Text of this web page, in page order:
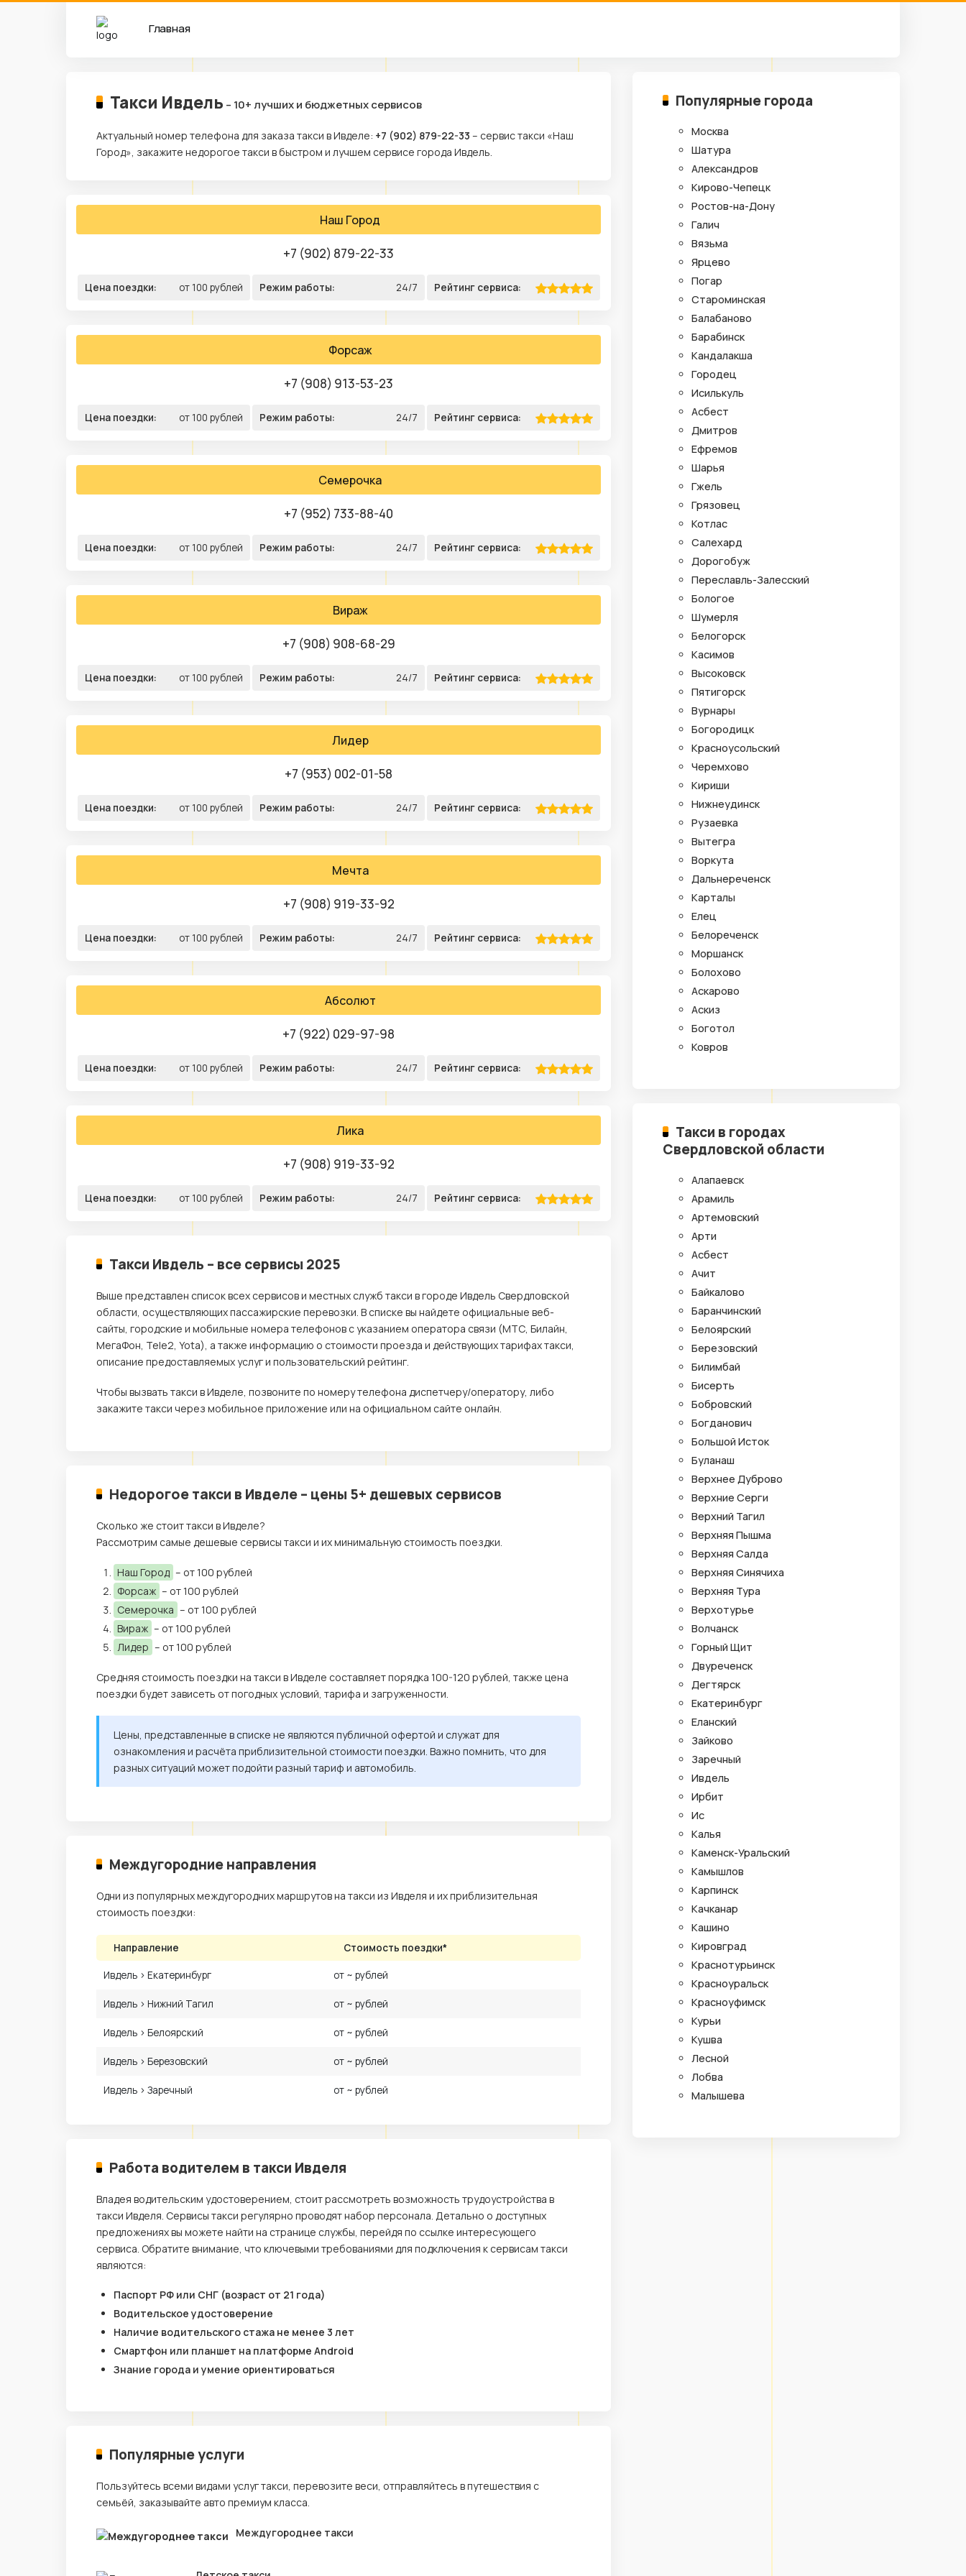
Главная
Такси Ивдель – 10+ лучших и бюджетных сервисов
Актуальный номер телефона для заказа такси в Ивделе: +7 (902) 879-22-33 – сервис такси «Наш
Город», закажите недорогое такси в быстром и лучшем сервисе города Ивдель.
Наш Город
+7 (902) 879-22-33
Цена поездки: от 100 рублей Режим работы: 24/7 Рейтинг сервиса:
Форсаж
+7 (908) 913-53-23
Цена поездки: от 100 рублей Режим работы: 24/7 Рейтинг сервиса:
Семерочка
+7 (952) 733-88-40
Цена поездки: от 100 рублей Режим работы: 24/7 Рейтинг сервиса:
Вираж
+7 (908) 908-68-29
Цена поездки: от 100 рублей Режим работы: 24/7 Рейтинг сервиса:
Лидер
+7 (953) 002-01-58
Цена поездки: от 100 рублей Режим работы: 24/7 Рейтинг сервиса:
Мечта
+7 (908) 919-33-92
Цена поездки: от 100 рублей Режим работы: 24/7 Рейтинг сервиса:
Абсолют
+7 (922) 029-97-98
Цена поездки: от 100 рублей Режим работы: 24/7 Рейтинг сервиса:
Лика
+7 (908) 919-33-92
Цена поездки: от 100 рублей Режим работы: 24/7 Рейтинг сервиса:
Такси Ивдель – все сервисы 2025
Выше представлен список всех сервисов и местных служб такси в городе Ивдель Свердловской
области, осуществляющих пассажирские перевозки. В списке вы найдете официальные веб-
сайты, городские и мобильные номера телефонов с указанием оператора связи (МТС, Билайн,
МегаФон, Tele2, Yota), а также информацию о стоимости проезда и действующих тарифах такси,
описание предоставляемых услуг и пользовательский рейтинг.
Чтобы вызвать такси в Ивделе, позвоните по номеру телефона диспетчеру/оператору, либо
закажите такси через мобильное приложение или на официальном сайте онлайн.
Недорогое такси в Ивделе – цены 5+ дешевых сервисов
Сколько же стоит такси в Ивделе?
Рассмотрим самые дешевые сервисы такси и их минимальную стоимость поездки.
Наш Город – от 100 рублей
Форсаж – от 100 рублей
Семерочка – от 100 рублей
Вираж – от 100 рублей
Лидер – от 100 рублей
Средняя стоимость поездки на такси в Ивделе составляет порядка 100-120 рублей, также цена
поездки будет зависеть от погодных условий, тарифа и загруженности.
Цены, представленные в списке не являются публичной офертой и служат для
ознакомления и расчёта приблизительной стоимости поездки. Важно помнить, что для
разных ситуаций может подойти разный тариф и автомобиль.
Междугородние направления
Одни из популярных междугородних маршрутов на такси из Ивделя и их приблизительная
стоимость поездки:
Направление Стоимость поездки*
Ивдель › Екатеринбург от ~ рублей
Ивдель › Нижний Тагил от ~ рублей
Ивдель › Белоярский от ~ рублей
Ивдель › Березовский от ~ рублей
Ивдель › Заречный от ~ рублей
Работа водителем в такси Ивделя
Владея водительским удостоверением, стоит рассмотреть возможность трудоустройства в
такси Ивделя. Сервисы такси регулярно проводят набор персонала. Детально о доступных
предложениях вы можете найти на странице службы, перейдя по ссылке интересующего
сервиса. Обратите внимание, что ключевыми требованиями для подключения к сервисам такси
являются:
Паспорт РФ или СНГ (возраст от 21 года)
Водительское удостоверение
Наличие водительского стажа не менее 3 лет
Смартфон или планшет на платформе Android
Знание города и умение ориентироваться
Популярные услуги
Пользуйтесь всеми видами услуг такси, перевозите веси, отправляйтесь в путешествия с
семьёй, заказывайте авто премиум класса.
Междугороднее такси
Популярные города
Москва
Шатура
Александров
Кирово-Чепецк
Ростов-на-Дону
Галич
Вязьма
Ярцево
Погар
Староминская
Балабаново
Барабинск
Кандалакша
Городец
Исилькуль
Асбест
Дмитров
Ефремов
Шарья
Гжель
Грязовец
Котлас
Салехард
Дорогобуж
Переславль-Залесский
Бологое
Шумерля
Белогорск
Касимов
Высоковск
Пятигорск
Вурнары
Богородицк
Красноусольский
Черемхово
Кириши
Нижнеудинск
Рузаевка
Вытегра
Воркута
Дальнереченск
Карталы
Елец
Белореченск
Моршанск
Болохово
Аскарово
Аскиз
Боготол
Ковров
Такси в городах
Свердловской области
Алапаевск
Арамиль
Артемовский
Арти
Асбест
Ачит
Байкалово
Баранчинский
Белоярский
Березовский
Билимбай
Бисерть
Бобровский
Богданович
Большой Исток
Буланаш
Верхнее Дуброво
Верхние Серги
Верхний Тагил
Верхняя Пышма
Верхняя Салда
Верхняя Синячиха
Верхняя Тура
Верхотурье
Волчанск
Горный Щит
Двуреченск
Дегтярск
Екатеринбург
Еланский
Зайково
Заречный
Ивдель
Ирбит
Ис
Калья
Каменск-Уральский
Камышлов
Карпинск
Качканар
Кашино
Кировград
Краснотурьинск
Красноуральск
Красноуфимск
Курьи
Кушва
Лесной
Лобва
Малышева